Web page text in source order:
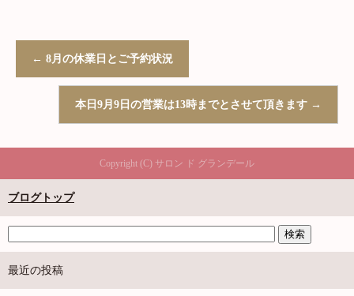
← 8月の休業日とご予約状況
本日9月9日の営業は13時までとさせて頂きます →
Copyright (C) サロン ド グランデール
ブログトップ
最近の投稿